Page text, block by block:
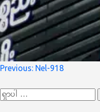
စာမူ
ပြ
Previous: Nel-918
ရှာ